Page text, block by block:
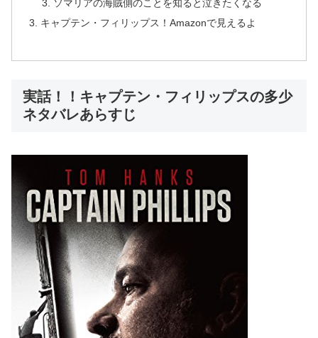
ソマリアの海賊側のことを知ると泣きたくなる
キャプテン・フィリップス！Amazonで見えるよ
実話！！キャプテン・フィリップスの多少
ネタバレあらすじ